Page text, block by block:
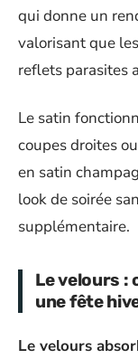
qui donne un
valorisant que
reflets parasites
Le satin
coupes droites
en satin
look de soirée
supplémentaire.
Le velours :
une fête
Le velours